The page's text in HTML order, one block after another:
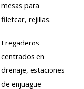
mesas para
filetear, rejillas.
Fregaderos
centrados en
drenaje, estaciones
de enjuague